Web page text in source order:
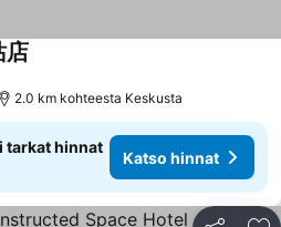
店
2.0 km kohteesta Keskusta
tarkat hinnat
Katso hinnat